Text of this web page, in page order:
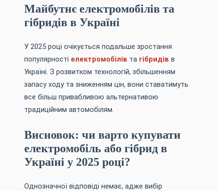
Майбутнє електромобілів та
гібридів в Україні
У 2025 році очікується подальше зростання
популярності електромобілів та гібридів в
Україні. З розвитком технологій, збільшенням
запасу ходу та зниженням цін, вони ставатимуть
все більш привабливою альтернативою
традиційним автомобілям.
Висновок: чи варто купувати
електромобіль або гібрид в
Україні у 2025 році?
Однозначної відповіді немає, адже вибір